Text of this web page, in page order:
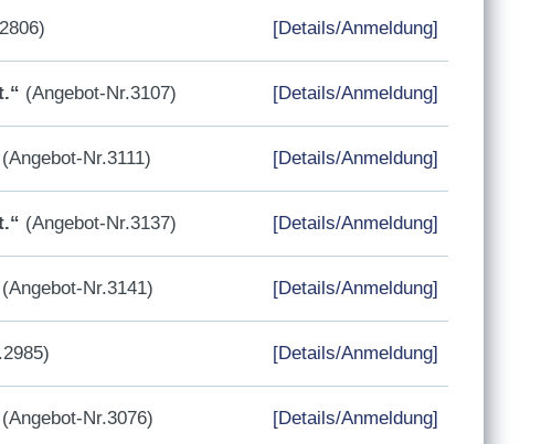
[Details/Anmeldung]
(Angebot-Nr.3107) [Details/Anmeldung]
(Angebot-Nr.3111) [Details/Anmeldung]
(Angebot-Nr.3137) [Details/Anmeldung]
(Angebot-Nr.3141) [Details/Anmeldung]
[Details/Anmeldung]
(Angebot-Nr.3076) [Details/Anmeldung]